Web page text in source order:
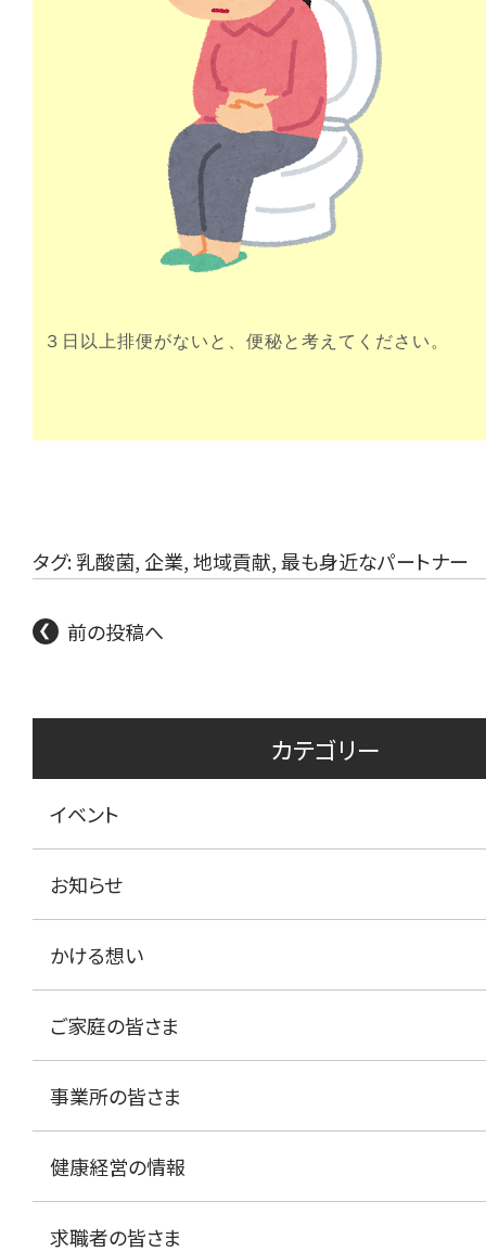
３日以上排便がないと、便秘と考えてください 。
タグ:乳酸菌, 企業,地域貢献,最も身近なパートナー
前の投稿へ
カテゴリー
イベント
お知らせ
かける想い
ご家庭の皆さま
事業所の皆さま
健康経営の情報
求職者の皆さま